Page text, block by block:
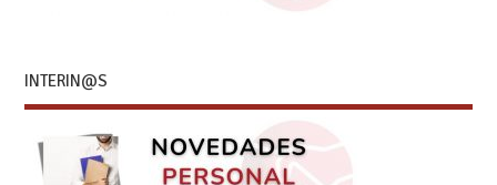
INTERIN@S